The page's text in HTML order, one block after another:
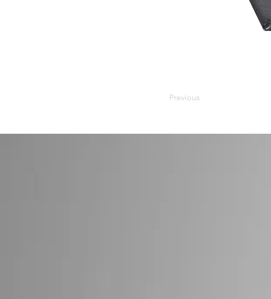
Previous